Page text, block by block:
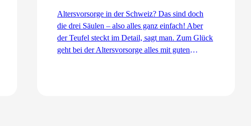
Altersvorsorge in der Schweiz? Das sind doch
die drei Säulen – also alles ganz einfach! Aber
der Teufel steckt im Detail, sagt man. Zum Glück
geht bei der Altersvorsorge alles mit guten